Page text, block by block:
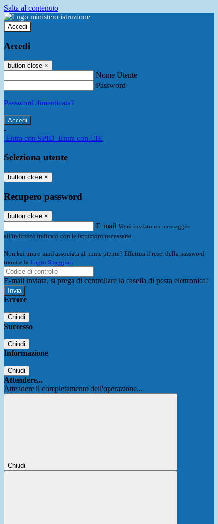
Salta al contenuto
Accedi
Accedi
button close ×
Nome Utente
Password
Password dimenticata?
-
Entra con SPID Entra con CIE
Seleziona utente
button close ×
Recupero password
button close ×
E-mail Verrà inviato un messaggio
all'indirizzo indicato con le istruzioni necessarie.
Non hai una e-mail associata al nome utente? Effettua il reset della password
tramite la Login Spaggiari
E-mail inviata, si prega di controllare la casella di posta elettronica!
Errore
Chiudi
Successo
Chiudi
Informazione
Chiudi
Attendere...
Attendere il completamento dell'operazione...
Chiudi